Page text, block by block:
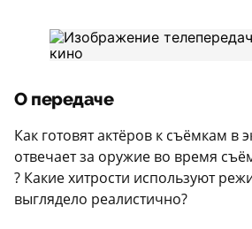
О передаче
Как готовят актёров к съёмкам в
отвечает за оружие во время
? Какие хитрости используют
выглядело реалистично?